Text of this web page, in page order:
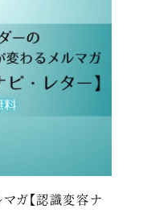
マガ【認識変容ナ